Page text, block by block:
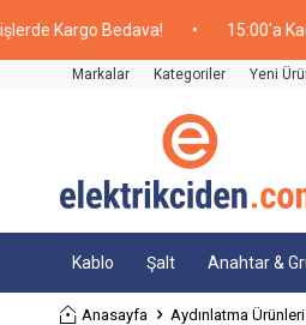
Kargo Bedava! • 15:00'a Kadar
Markalar Kategoriler Yeni
Kablo Şalt Anahtar &
Anasayfa Aydınlatma Ürünleri